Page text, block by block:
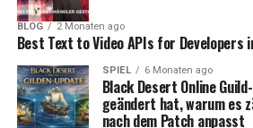
BLOG 2 Monaten ago
Best Text to Video APIs for Developers
SPIEL 6 Monaten ago
Black Desert Online
geändert hat, warum es
nach dem Patch anpasst